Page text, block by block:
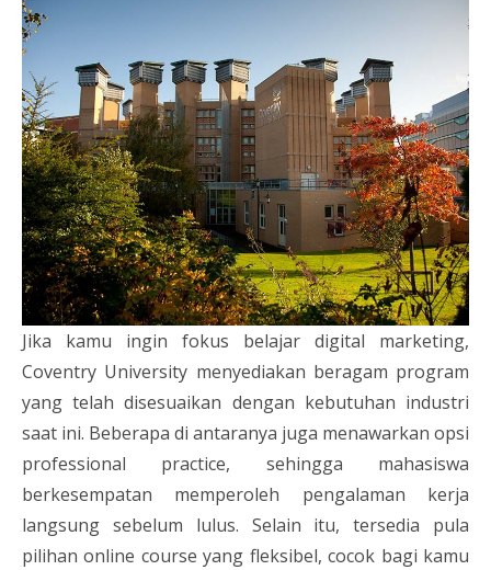
Jika kamu ingin fokus belajar digital marketing,
Coventry University menyediakan beragam program
yang telah disesuaikan dengan kebutuhan industri
saat ini. Beberapa di antaranya juga menawarkan opsi
professional practice, sehingga mahasiswa
berkesempatan memperoleh pengalaman kerja
langsung sebelum lulus. Selain itu, tersedia pula
pilihan online course yang fleksibel, cocok bagi kamu